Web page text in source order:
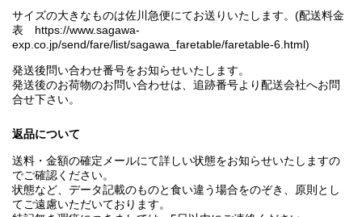
サイズの大きなものは佐川急便にてお送りいたします。(配送料金
表 https://www.sagawa-
exp.co.jp/send/fare/list/sagawa_faretable/faretable-6.html)
発送後問い合わせ番号をお知らせいたします。
発送後のお荷物のお問い合わせは、追跡番号より配送会社へお問
合せ下さい。
返品について
送料・金額の確定メールにて詳しい状態をお知らせいたしますの
でご確認ください。
状態など、データ記載のものと食い違う場合をのぞき、原則とし
てご遠慮いただいております。